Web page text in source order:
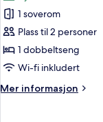
av
Dobbeltrom,
ikke-
røyk
Breakfast,
1 soverom
Plass til 2 personer
1 dobbeltseng
Wi-fi inkludert
Mer informasjon
Mer